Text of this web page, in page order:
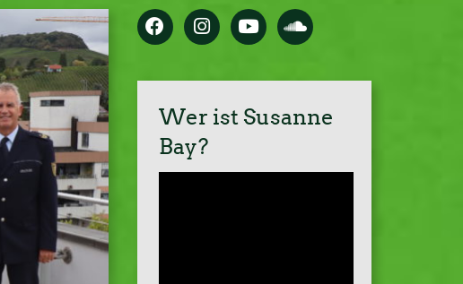
Wer ist Susanne
Bay?